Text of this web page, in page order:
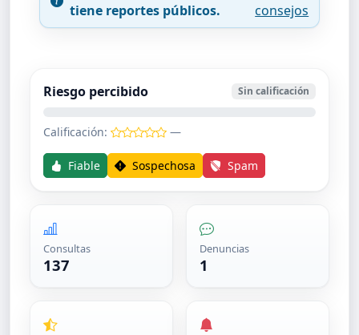
tiene reportes públicos.
consejos
Riesgo percibido Sin calificación
Calificación: —
Fiable Sospechosa Spam
Consultas
137
Denuncias
1